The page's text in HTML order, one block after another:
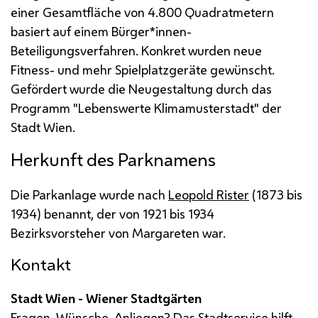
einer Gesamtfläche von 4.800 Quadratmetern
basiert auf einem Bürger*innen-
Beteiligungsverfahren. Konkret wurden neue
Fitness- und mehr Spielplatzgeräte gewünscht.
Gefördert wurde die Neugestaltung durch das
Programm "Lebenswerte Klimamusterstadt" der
Stadt Wien.
Herkunft des Parknamens
Die Parkanlage wurde nach Leopold Rister (1873 bis
1934) benannt, der von 1921 bis 1934
Bezirksvorsteher von Margareten war.
Kontakt
Stadt Wien - Wiener Stadtgärten